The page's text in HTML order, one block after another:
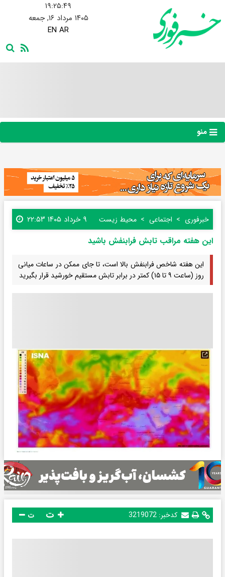
۱۹:۲۵:۵۰
۱۴۰۵ مرداد ۱۶, جمعه
EN AR
منو
خبرفوری اجتماعی محیط زیست ۹ خرداد ۱۴۰۵ ۲۲:۵۳
این هفته مراقب تابش فرابنفش باشید
این هفته شاخص فرابنفش بالا است، تا جای ممکن در ساعات میانی
روز (ساعت ۹ تا ۱۵) کمتر در برابر تابش مستقیم خورشید قرار بگیرید
کدخبر: 3219072 ت